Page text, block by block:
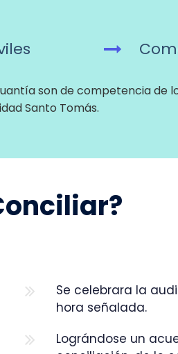
son de competencia de
Santo Tomás.
Se celebrara la
hora señalada.
Lográndose un